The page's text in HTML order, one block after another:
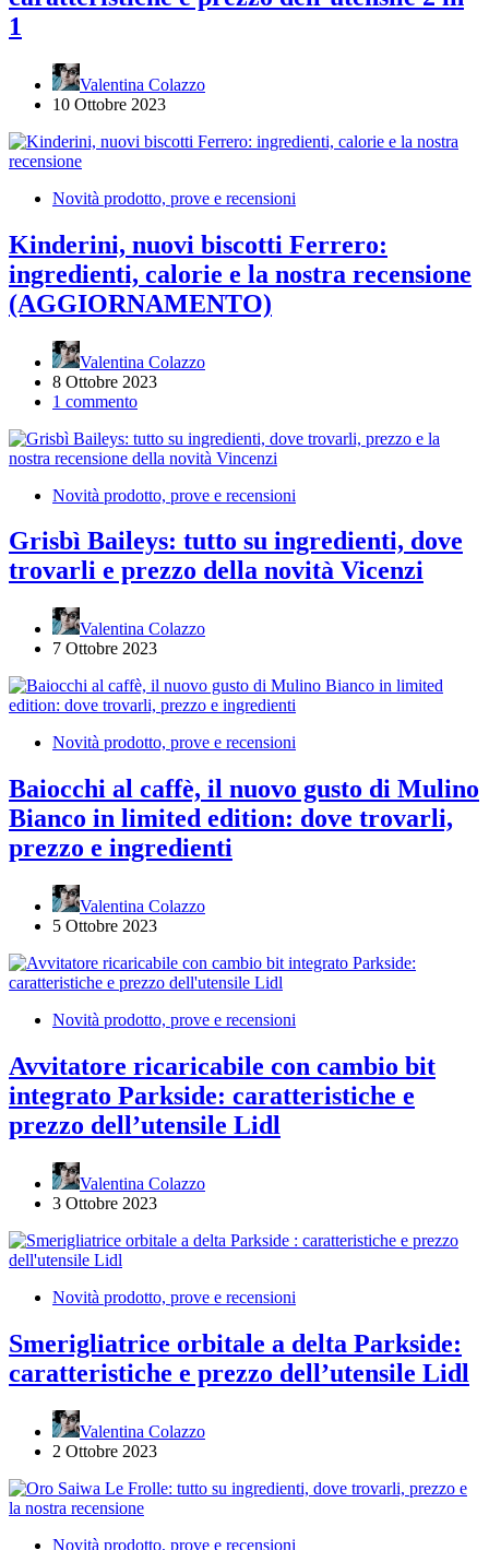
1
Valentina Colazzo
10 Ottobre 2023
Novità prodotto, prove e recensioni
Kinderini, nuovi biscotti Ferrero:
ingredienti, calorie e la nostra recensione
(AGGIORNAMENTO)
Valentina Colazzo
8 Ottobre 2023
1 commento
Novità prodotto, prove e recensioni
Grisbì Baileys: tutto su ingredienti, dove
trovarli e prezzo della novità Vicenzi
Valentina Colazzo
7 Ottobre 2023
Novità prodotto, prove e recensioni
Baiocchi al caffè, il nuovo gusto di Mulino
Bianco in limited edition: dove trovarli,
prezzo e ingredienti
Valentina Colazzo
5 Ottobre 2023
Novità prodotto, prove e recensioni
Avvitatore ricaricabile con cambio bit
integrato Parkside: caratteristiche e
prezzo dell’utensile Lidl
Valentina Colazzo
3 Ottobre 2023
Novità prodotto, prove e recensioni
Smerigliatrice orbitale a delta Parkside:
caratteristiche e prezzo dell’utensile Lidl
Valentina Colazzo
2 Ottobre 2023
Novità prodotto, prove e recensioni